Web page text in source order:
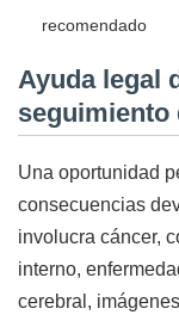
recomendado
Ayuda legal
seguimiento
Una oportunidad
consecuencias
involucra cáncer,
interno,
cerebral,